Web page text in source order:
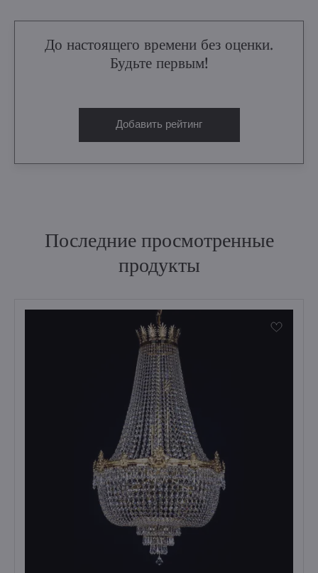
До настоящего времени без оценки.
Будьте первым!
Добавить рейтинг
Последние просмотренные
продукты